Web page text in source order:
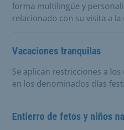
forma multilingüe y
relacionado con su visita a la
Vacaciones tranquilas
Se aplican restricciones a
en los denominados días
Entierro de fetos y niños